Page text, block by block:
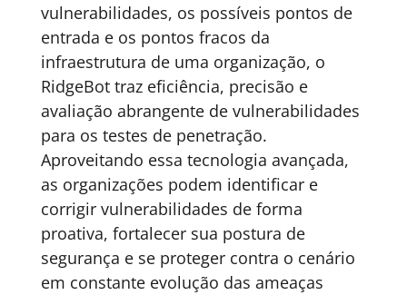
vulnerabilidades, os possíveis pontos de
entrada e os pontos fracos da
infraestrutura de uma organização, o
RidgeBot traz eficiência, precisão e
avaliação abrangente de vulnerabilidades
para os testes de penetração.
Aproveitando essa tecnologia avançada,
as organizações podem identificar e
corrigir vulnerabilidades de forma
proativa, fortalecer sua postura de
segurança e se proteger contra o cenário
em constante evolução das ameaças